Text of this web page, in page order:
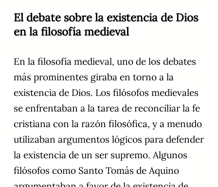
El debate sobre la existencia de Dios
en la filosofía medieval
En la filosofía medieval, uno de los debates
más prominentes giraba en torno a la
existencia de Dios. Los filósofos medievales
se enfrentaban a la tarea de reconciliar la fe
cristiana con la razón filosófica, y a menudo
utilizaban argumentos lógicos para defender
la existencia de un ser supremo. Algunos
filósofos como Santo Tomás de Aquino